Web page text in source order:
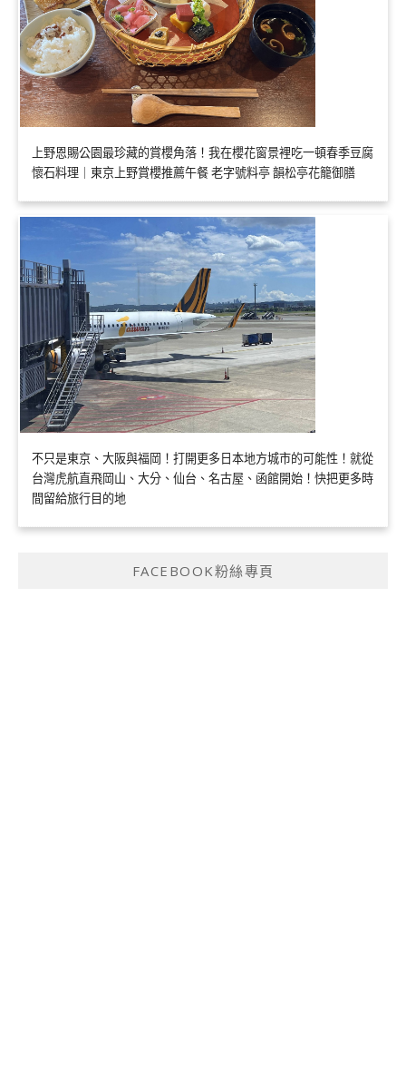
上野恩賜公園最珍藏的賞櫻角落！我在櫻花窗景裡吃一頓春季豆腐
懷石料理｜東京上野賞櫻推薦午餐 老字號料亭 韻松亭花籠御膳
不只是東京、大阪與福岡！打開更多日本地方城市的可能性！就從
台灣虎航直飛岡山、大分、仙台、名古屋、函館開始！快把更多時
間留給旅行目的地
FACEBOOK粉絲專頁